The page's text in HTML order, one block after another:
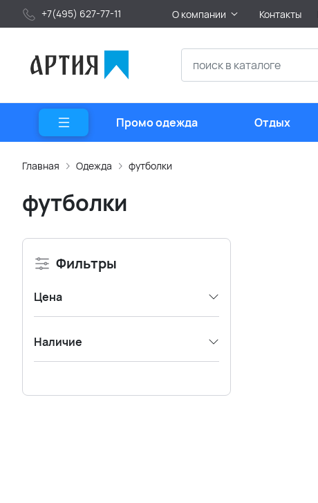
+7(495) 627-77-11 О компании Контакты
Промо одежда Отдых
Главная Одежда футболки
футболки
Фильтры
Цена
Наличие